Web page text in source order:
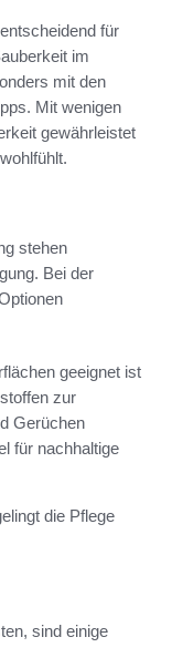
für
im
mit den
Mit wenigen
gewährleistet
stehen
Bei der
geeignet ist
zur
Gerüchen
für nachhaltige
die Pflege
sind einige